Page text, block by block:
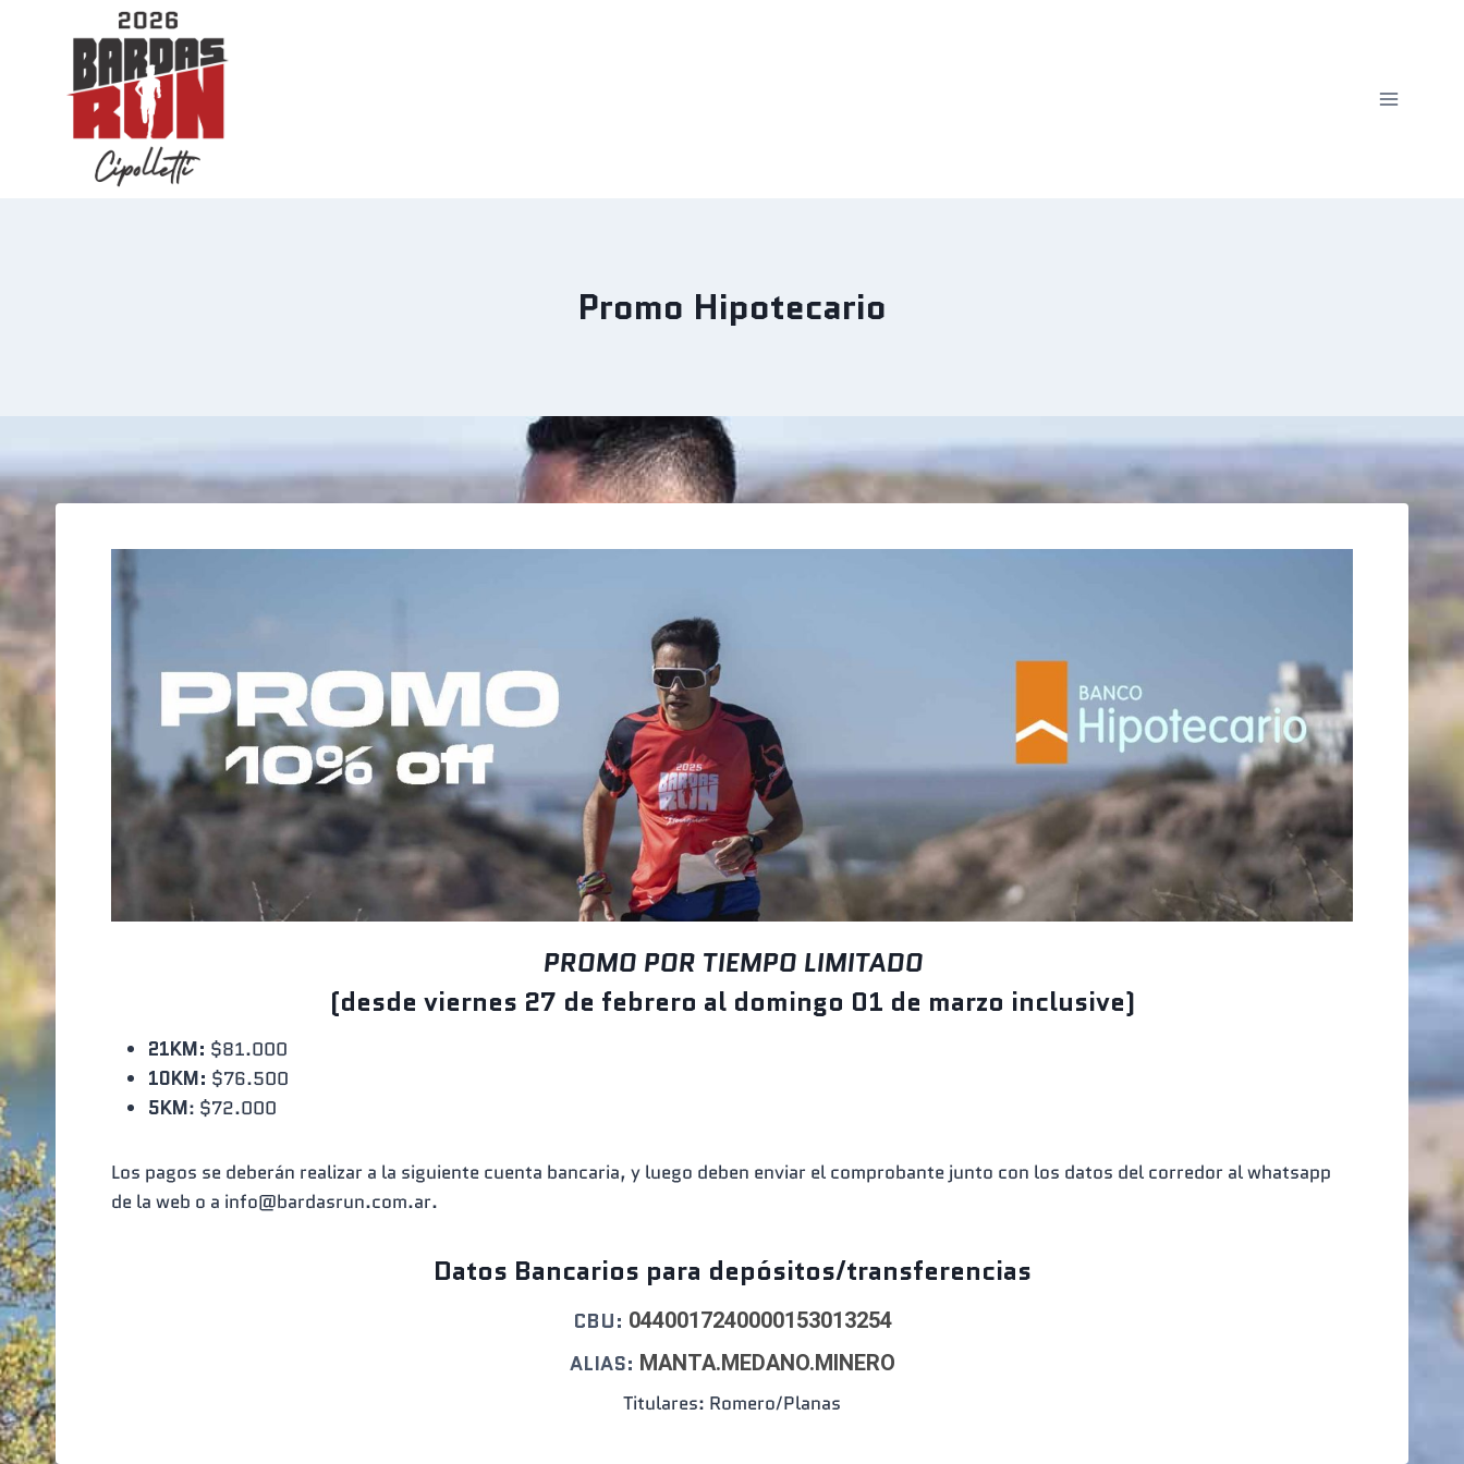
Promo Hipotecario
PROMO POR TIEMPO LIMITADO
(desde viernes 27 de febrero al domingo 01 de marzo inclusive)
21KM: $81.000
10KM: $76.500
5KM: $72.000
Los pagos se deberán realizar a la siguiente cuenta bancaria, y luego deben enviar el comprobante junto con los datos del corredor al whatsapp
de la web o a info@bardasrun.com.ar.
Datos Bancarios para depósitos/transferencias
CBU: 0440017240000153013254
ALIAS: MANTA.MEDANO.MINERO
Titulares: Romero/Planas